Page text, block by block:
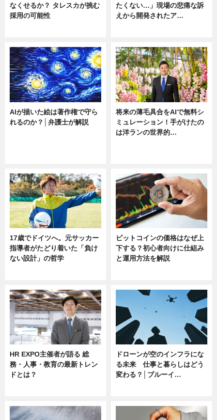
なくせるか？ タレスカが挑む
採用の可能性
たくない…」現場の悲痛な訴
えから開発されたア…
AIが描いた絵は著作権で守ら
れるのか？│弁護士が解説
将来の薄毛具合をAIで無料シ
ミュレーション！手がけたの
は洋ランの世界的…
17歳でドイツへ。元サッカー
指導者がたどり着いた「負け
ない設計」の哲学
ビットコインの価格はなぜ上
下する？初心者向けに仕組み
と運用方法を解説
HR EXPO主催者が語る 総
務・人事・教育の最新トレン
ドとは？
ドローンが空のインフラにな
る未来 仕事と暮らしはどう
変わる？│ブルーイ…